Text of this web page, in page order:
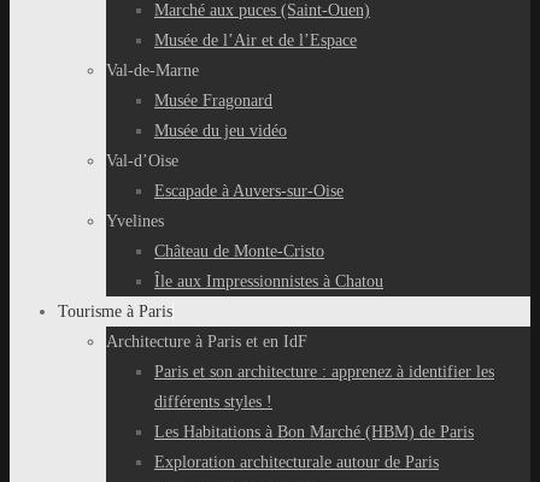
Marché aux puces (Saint-Ouen)
Musée de l’Air et de l’Espace
Val-de-Marne
Musée Fragonard
Musée du jeu vidéo
Val-d’Oise
Escapade à Auvers-sur-Oise
Yvelines
Château de Monte-Cristo
Île aux Impressionnistes à Chatou
Tourisme à Paris
Architecture à Paris et en IdF
Paris et son architecture : apprenez à identifier les
différents styles !
Les Habitations à Bon Marché (HBM) de Paris
Exploration architecturale autour de Paris